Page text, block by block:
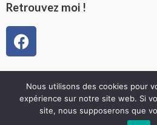
Retrouvez moi !
F
a
e
b
Mentions légales
Conditions générales de vente
Nous utilisons des cookies pour
expérience sur notre site web. Si
site, nous supposerons que